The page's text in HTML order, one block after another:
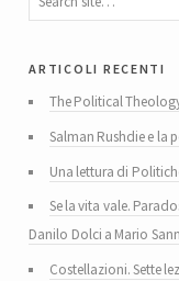
articoli recenti
The Political
Salman Rushdie e la
Una lettura di
Se la vita vale.
Danilo Dolci a Mario
Costellazioni. Sette